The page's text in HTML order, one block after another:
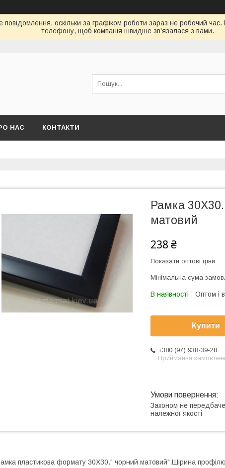
оскільки за графіком роботи зараз не робочий
телефону, щоб компанія швидше зв'язалася з вами.
НАС КОНТАКТИ
Рамка
матовий
238 ₴
Показати оптові ціни
Мінімальна сума
В наявності Оптом і
Купити
+380 (97) 938-39-28
Приймання
Законом не
належної якості
пластикова формату 30Х30." чорний матовий".Шірина